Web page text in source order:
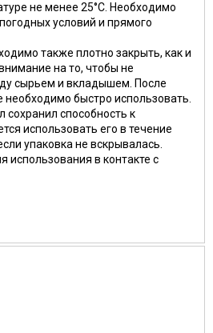
не менее 25°C. Необходимо
условий и прямого
также плотно закрыть, как и
на то, чтобы не
сырьем и вкладышем. После
необходимо быстро использовать.
сохранил способность к
использовать его в течение
упаковка не вскрывалась.
использования в контакте с